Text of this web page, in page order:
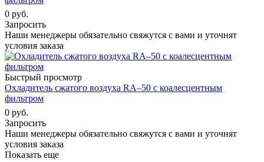
0 руб.
Запросить
Наши менеджеры обязательно свяжутся с вами и уточнят
условия заказа
Быстрый просмотр
Охладитель сжатого воздуха RA–50 с коалесцентным
фильтром
0 руб.
Запросить
Наши менеджеры обязательно свяжутся с вами и уточнят
условия заказа
Показать еще